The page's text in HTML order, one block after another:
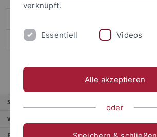
Service
Weitere Angebote
verknüpft.
Essentiell Videos
Alle akzeptieren
oder